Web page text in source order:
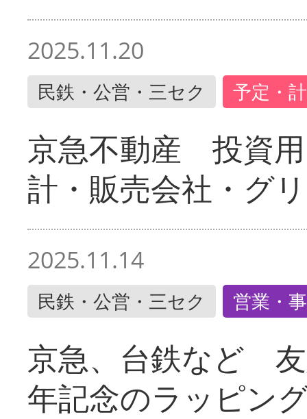
2025.11.20
民鉄・公営・三セク 予定・
京急不動産 投資
計・販売会社・グ
2025.11.14
民鉄・公営・三セク 営業・
京急、台鉄など
年記念のラッピン